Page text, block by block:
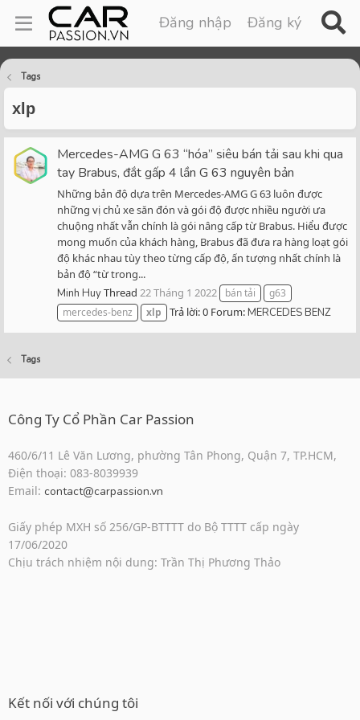
Đăng nhập Đăng ký
Tags
xlp
Mercedes-AMG G 63 “hóa” siêu bán tải sau khi qua
tay Brabus, đắt gấp 4 lần G 63 nguyên bản
Những bản độ dựa trên Mercedes-AMG G 63 luôn được
những vị chủ xe săn đón và gói độ được nhiều người ưa
chuộng nhất vẫn chính là gói nâng cấp từ Brabus. Hiểu được
mong muốn của khách hàng, Brabus đã đưa ra hàng loạt gói
độ khác nhau tùy theo từng cấp độ, ấn tượng nhất chính là
bản độ “từ trong...
Minh HuyThread 22 Tháng 1 2022 bán tải
g63
mercedes-benz
xlp Trả lời: 0 Forum:MERCEDES BENZ
Tags
Công Ty Cổ Phần Car Passion
460/6/11 Lê Văn Lương, phường Tân Phong, Quận 7, TP.HCM,
Điện thoại: 083-8039939
Email: contact@carpassion.vn
Giấy phép MXH số 256/GP-BTTTT do Bộ TTTT cấp ngày
17/06/2020
Chịu trách nhiệm nội dung: Trần Thị Phương Thảo
Kết nối với chúng tôi